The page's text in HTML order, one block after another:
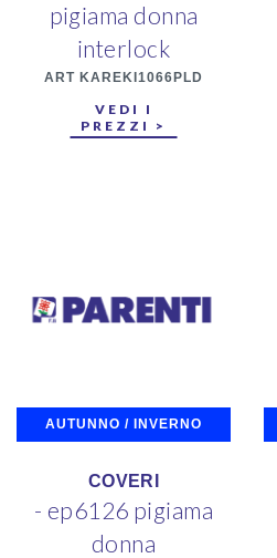
pigiama donna
interlock
ART KAREKI1066PLD
VEDI I
PREZZI >
AUTUNNO / INVERNO
COVERI
- ep6126 pigiama
donna